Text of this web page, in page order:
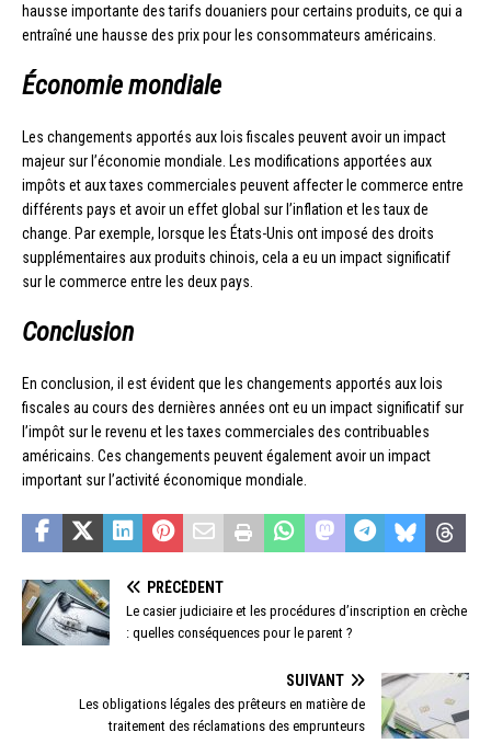
hausse importante des tarifs douaniers pour certains produits, ce qui a
entraîné une hausse des prix pour les consommateurs américains.
Économie mondiale
Les changements apportés aux lois fiscales peuvent avoir un impact
majeur sur l’économie mondiale. Les modifications apportées aux
impôts et aux taxes commerciales peuvent affecter le commerce entre
différents pays et avoir un effet global sur l’inflation et les taux de
change. Par exemple, lorsque les États-Unis ont imposé des droits
supplémentaires aux produits chinois, cela a eu un impact significatif
sur le commerce entre les deux pays.
Conclusion
En conclusion, il est évident que les changements apportés aux lois
fiscales au cours des dernières années ont eu un impact significatif sur
l’impôt sur le revenu et les taxes commerciales des contribuables
américains. Ces changements peuvent également avoir un impact
important sur l’activité économique mondiale.
PRÉCÉDENT
Le casier judiciaire et les procédures d’inscription en crèche
: quelles conséquences pour le parent ?
SUIVANT
Les obligations légales des prêteurs en matière de
traitement des réclamations des emprunteurs